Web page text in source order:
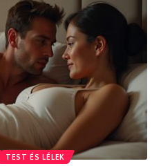
TEST ÉS LÉLEK